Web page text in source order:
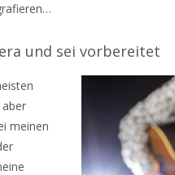
und sei vorbereitet
meinen